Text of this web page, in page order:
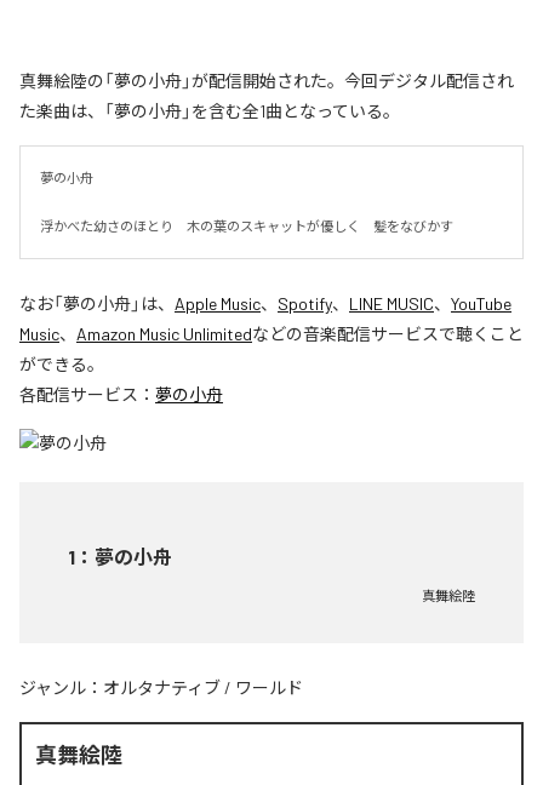
真舞絵陸の「夢の小舟」が配信開始された。今回デジタル配信され
た楽曲は、「夢の小舟」を含む全1曲となっている。
夢の小舟
浮かべた幼さのほとり　木の葉のスキャットが優しく　髪をなびかす
なお「夢の小舟」は、 Apple Music、 Spotify、 LINE MUSIC、 YouTube
Music、 Amazon Music Unlimitedなどの音楽配信サービスで聴くこと
ができる。
各配信サービス： 夢の小舟
1 ： 夢の小舟
真舞絵陸
ジャンル： オルタナティブ / ワールド
真舞絵陸